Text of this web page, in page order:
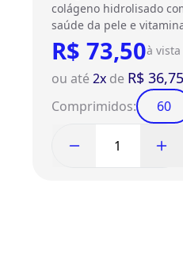
colágeno hidrolisado
saúde da pele e
R$ 73,50à vista
ou até 2x de R$ 36,75
Comprimidos: 60